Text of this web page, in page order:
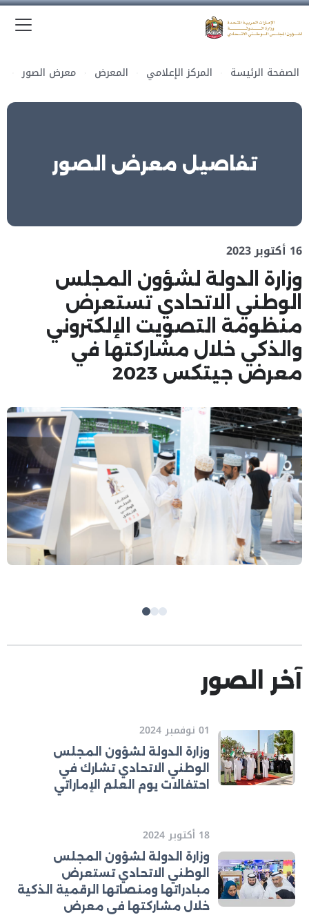
الصفحة الرئيسة المركز الإعلامي المعرض معرض الصور
تفاصيل معرض الصور
16 أكتوبر 2023
وزارة الدولة لشؤون المجلس
الوطني الاتحادي تستعرض
منظومة التصويت الإلكتروني
والذكي خلال مشاركتها في
معرض جيتكس 2023
آخر الصور
01 نوفمبر 2024
وزارة الدولة لشؤون المجلس
الوطني الاتحادي تشارك في
احتفالات يوم العلم الإماراتي
18 أكتوبر 2024
وزارة الدولة لشؤون المجلس
الوطني الاتحادي تستعرض
مبادراتها ومنصاتها الرقمية الذكية
خلال مشاركتها في معرض